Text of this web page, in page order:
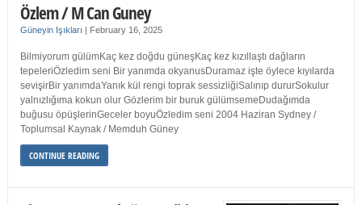
Özlem / M Can Guney
Güneyin Işıkları | February 16, 2025
Bilmiyorum gülümKaç kez doğdu güneşKaç kez kızıllaştı dağların
tepeleriÖzledim seni Bir yanımda okyanusDuramaz işte öylece kıyılarda
sevişirBir yanımdaYanık kül rengi toprak sessizliğiSalınıp dururSokulur
yalnızlığıma kokun olur Gözlerim bir buruk gülümsemeDudağımda
buğusu öpüşlerinGeceler boyuÖzledim seni 2004 Haziran Sydney /
Toplumsal Kaynak / Memduh Güney
CONTINUE READING